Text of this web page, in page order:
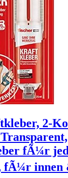
2-
fÃ¼r
fÃ¼r innen